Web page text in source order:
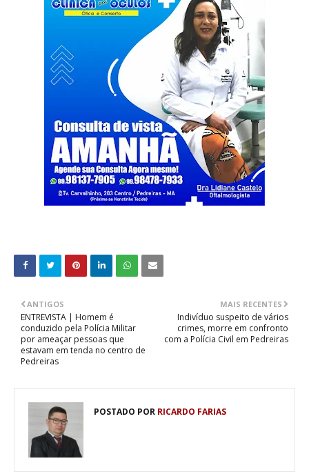
MAIS RECENTES
Indivíduo suspeito de vários
crimes, morre em confronto
com a Polícia Civil em Pedreiras
ANTIGOS
ENTREVISTA | Homem é
conduzido pela Polícia Militar
por ameaçar pessoas que
estavam em tenda no centro de
Pedreiras
POSTADO POR RICARDO FARIAS